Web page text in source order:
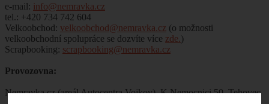
e-mail: info@nemravka.cz
tel.: +420 734 742 604
Velkoobchod: velkoobchod@nemravka.cz (o možnosti
velkoobchodní spolupráce se dozvíte více zde.)
Scrapbooking: scrapbooking@nemravka.cz
Provozovna:
Nemravka.cz (areál Autocentra Vojkov), K Nemocnici 50, Tehovec